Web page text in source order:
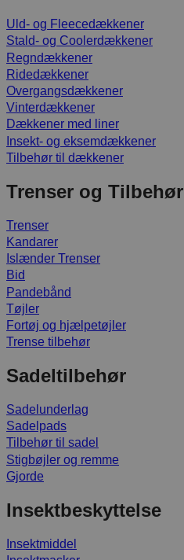
Uld- og Fleecedækkener
Stald- og Coolerdækkener
Regndækkener
Ridedækkener
Overgangsdækkener
Vinterdækkener
Dækkener med liner
Insekt- og eksemdækkener
Tilbehør til dækkener
Trenser og Tilbehør
Trenser
Kandarer
Islænder Trenser
Bid
Pandebånd
Tøjler
Fortøj og hjælpetøjler
Trense tilbehør
Sadeltilbehør
Sadelunderlag
Sadelpads
Tilbehør til sadel
Stigbøjler og remme
Gjorde
Insektbeskyttelse
Insektmiddel